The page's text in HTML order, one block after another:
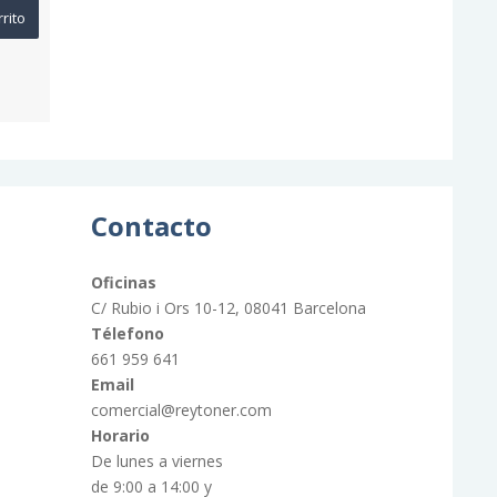
Contacto
Oficinas
C/ Rubio i Ors 10-12, 08041 Barcelona
Télefono
661 959 641
Email
comercial@reytoner.com
Horario
De lunes a viernes
de 9:00 a 14:00 y